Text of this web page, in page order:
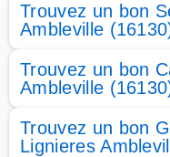
Trouvez un bon
Ambleville
Trouvez un bon
Ambleville
Trouvez un bon
Lignieres